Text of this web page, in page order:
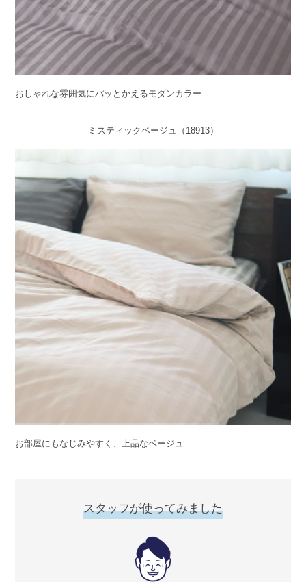
おしゃれな雰囲気にパッとかえるモダンカラー
ミスティックベージュ（18913）
お部屋にもなじみやすく、上品なベージュ
スタッフが使ってみました